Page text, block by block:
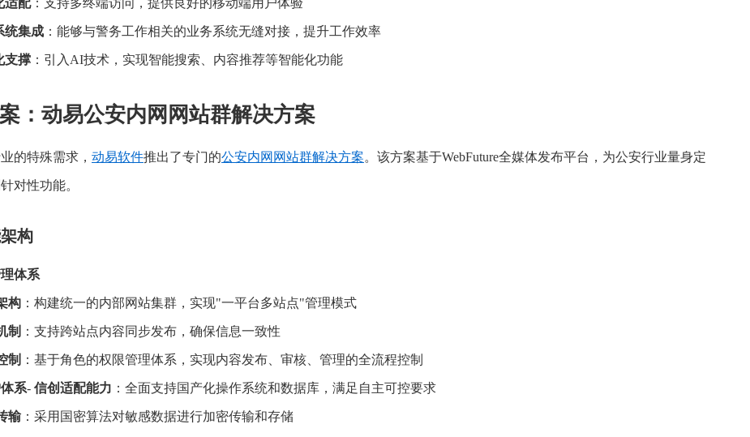
适配：支持多终端访问，提供良好的移动端用户体验
统集成 ：能够与警务工作相关的业务系统无缝对接，提升工作效率
支撑 ：引入AI技术，实现智能搜索、内容推荐等智能化功能
：动易公安内网网站群解决方案
的特殊需求， 动易软件推出了专门的公安内网网站群解决方案。该方案基于WebFuture全媒体发布平台，为公安行业量身定
对性功能。
构
体系
构 ：构建统一的内部网站集群，实现"一平台多站点"管理模式
制 ：支持跨站点内容同步发布，确保信息一致性
制 ：基于角色的权限管理体系，实现内容发布、审核、管理的全流程控制
系- 信创适配能力 ：全面支持国产化操作系统和数据库，满足自主可控要求
输：采用国密算法对敏感数据进行加密传输和存储